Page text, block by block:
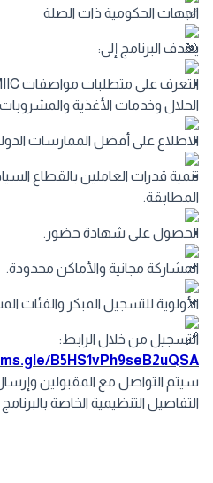
الجهات الحكومية ذات الصلة
يهدف البرنامج إلى:
الحلال وخدمات الأغذية والمشروبات
الاطلاع على أفضل الممارسات
تنمية قدرات العاملين بالقطاع
المطابقة.
الحصول على شهادة حضور.
المشاركة مجانية والأماكن محدودة.
الأولوية للتسجيل المبكر والفئات
التسجيل من خلال الرابط:
B5HS1vPh9seB2uQSA
سيتم التواصل مع المقبولين
التفاصيل التنظيمية الخاصة